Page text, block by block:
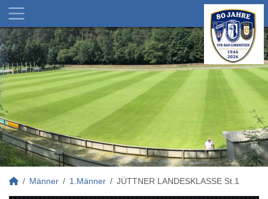
Männer 1.Männer JÜTTNER LANDESKLASSE St.1